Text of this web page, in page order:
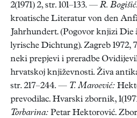
2(1971) 2, str. 101–133. — R.
kroatische Literatur von den
Jahrhundert. (Pogovor knjizi Die
lyrische Dichtung). Zagreb 1972,
neki prepjevi i preradbe
hrvatskoj književnosti. Živa
str. 217–244. — T. Maroević:
prevodilac. Hvarski zbornik,
Torbarina: Petar Hektorović.